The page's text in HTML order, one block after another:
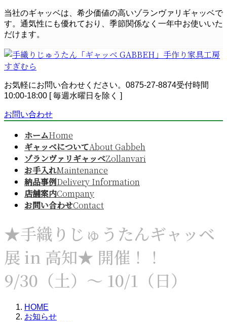
コ
ン
テ
ツ
へ
キ
ッ
ナ
ビ
ゲ
シ
ョ
に
移
当社のギャッベは、希少価値の高いゾランヴァリギャッベで
す。通気性にも優れており、季節関係なく一年中お使いいた
だけます。
お気軽にお問い合わせください。 0875-27-8874受付時間
10:00-18:00 [ 毎週水曜日を除く ]
お問い合わせ
ホームHome
ギャッベについてAbout Gabbeh
ゾランヴァリギャッベZollanvari
お手入れMaintenance
納品事例Delivery Information
店舗案内Company
お問い合わせContact
★手織りじゅうたんギャッベ
展 in 高知★ 開催！！
9/30（土）～ 10/1（日）
HOME
お知らせ